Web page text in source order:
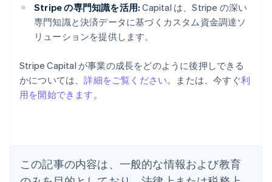
Stripe の専門知識を活用: Capital は、Stripe の深い
専門知識と決済データに基づくカスタム資金調達ソ
リューションを提供します。
Stripe Capital が事業の成長をどのように後押しできる
かについては、詳細をご覧ください。または、今すぐ利
用を開始できます。
この記事の内容は、一般的な情報および教育
アイルランド
English
イギリス